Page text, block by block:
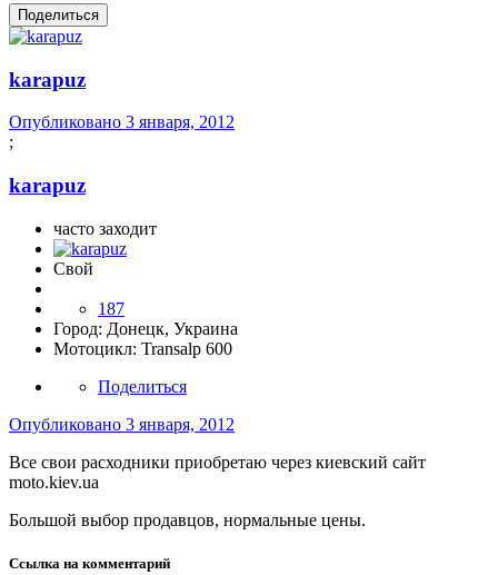
Поделиться
karapuz
Опубликовано 3 января, 2012
;
karapuz
часто заходит
Свой
187
Город: Донецк, Украина
Мотоцикл: Transalp 600
Поделиться
Опубликовано 3 января, 2012
Все свои расходники приобретаю через киевский сайт
moto.kiev.ua
Большой выбор продавцов, нормальные цены.
Ссылка на комментарий